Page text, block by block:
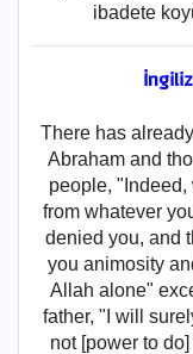
ibadete
There has
Abraham and
people, "Indeed,
from whatever
denied you, and
you animosity
Allah alone"
father, "I will
not [power to